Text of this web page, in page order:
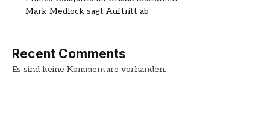
Mark Medlock sagt Auftritt ab
Recent Comments
Es sind keine Kommentare vorhanden.